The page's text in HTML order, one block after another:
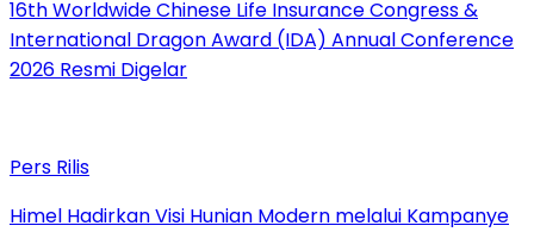
16th Worldwide Chinese Life Insurance Congress &
International Dragon Award (IDA) Annual Conference
2026 Resmi Digelar
Pers Rilis
Himel Hadirkan Visi Hunian Modern melalui Kampanye